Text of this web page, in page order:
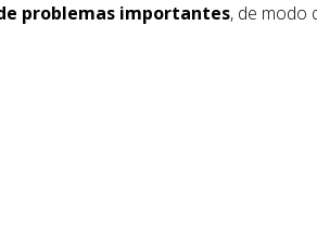
problemas importantes, de modo